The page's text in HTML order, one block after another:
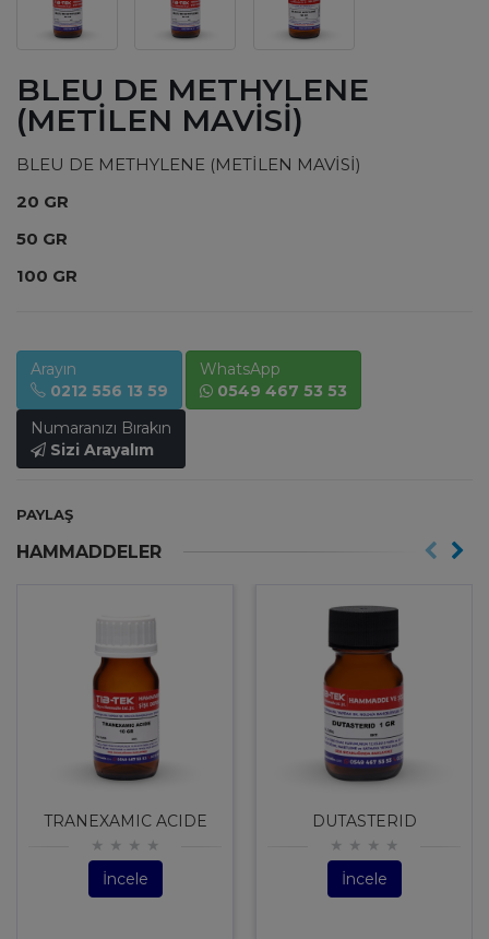
BLEU DE METHYLENE
(METİLEN MAVİSİ)
BLEU DE METHYLENE (METİLEN MAVİSİ)
20 GR
50 GR
100 GR
Arayın
0212 556 13 59
WhatsApp
0549 467 53 53
Numaranızı Bırakın
Sizi Arayalım
PAYLAŞ
HAMMADDELER
TRANEXAMIC ACIDE
İncele
DUTASTERID
İncele